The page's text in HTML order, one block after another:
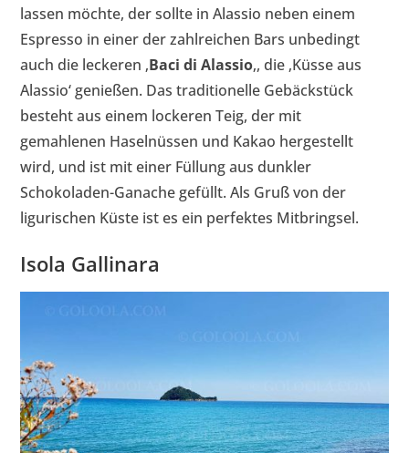
lassen möchte, der sollte in Alassio neben einem
Espresso in einer der zahlreichen Bars unbedingt
auch die leckeren ‚Baci di Alassio‚, die ‚Küsse aus
Alassio‘ genießen. Das traditionelle Gebäckstück
besteht aus einem lockeren Teig, der mit
gemahlenen Haselnüssen und Kakao hergestellt
wird, und ist mit einer Füllung aus dunkler
Schokoladen-Ganache gefüllt. Als Gruß von der
ligurischen Küste ist es ein perfektes Mitbringsel.
Isola Gallinara